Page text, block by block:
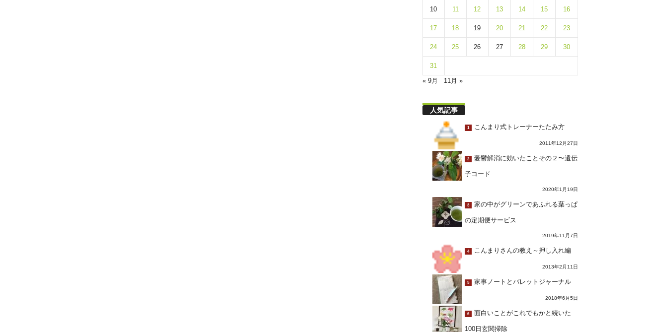
10 11 12 13 14 15 16
17 18 19 20 21 22 23
24 25 26 27 28 29 30
31
« 9月
11月 »
人気記事
1 こんまり式トレーナーたたみ方
2011年12月27日
2 憂鬱解消に効いたことその２〜遺伝
子コード
2020年1月19日
3 家の中がグリーンであふれる葉っぱ
の定期便サービス
2019年11月7日
4 こんまりさんの教え～押し入れ編
2013年2月11日
5 家事ノートとバレットジャーナル
2018年6月5日
6 面白いことがこれでもかと続いた
100日玄関掃除